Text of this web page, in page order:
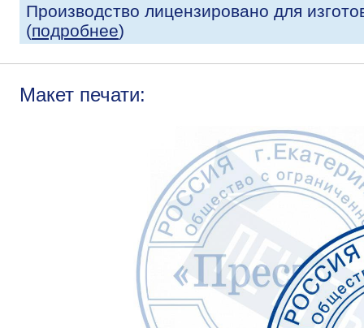
Производство лицензировано для
(подробнее)
Макет печати: